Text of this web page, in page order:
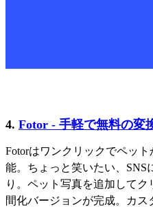
4. Fotor - 手軽で無料の変
Fotorはワンクリックでペッ
能。ちょっと笑いたい、SNS
り。ペット写真を追加して
間化バージョンが完成。カ